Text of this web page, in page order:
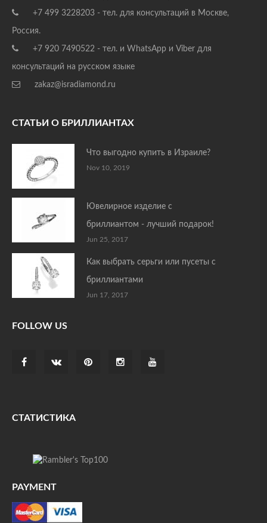
+7 499 3228203 - тел. для консультаций в Москве,
Россия.
+7 920 7490522 - тел. и WhatsApp и Viber для
консультаций на русском языке
zakaz@isradiamond.ru
СТАТЬИ О БРИЛЛИАНТАХ
Что выгодно купить в Израиле?
Nov 10, 2019
Ювелирное изделие с
бриллиантом - лучший подарок!
Jun 25, 2017
Как выбрать серьги или пусеты с
бриллиантами
Jun 17, 2017
FOLLOW US
СТАТИСТИКА
PAYMENT